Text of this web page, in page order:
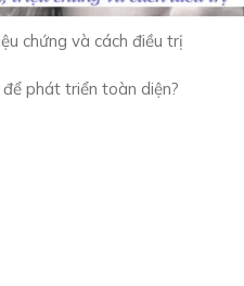
chứng và cách điều trị
phát triển toàn diện?